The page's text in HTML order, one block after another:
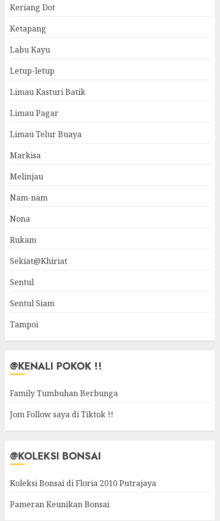
Keriang Dot
Ketapang
Labu Kayu
Letup-letup
Limau Kasturi Batik
Limau Pagar
Limau Telur Buaya
Markisa
Melinjau
Nam-nam
Nona
Rukam
Sekiat@Khiriat
Sentul
Sentul Siam
Tampoi
@KENALI POKOK !!
Family Tumbuhan Berbunga
Jom Follow saya di Tiktok !!
@KOLEKSI BONSAI
Koleksi Bonsai di Floria 2010 Putrajaya
Pameran Keunikan Bonsai